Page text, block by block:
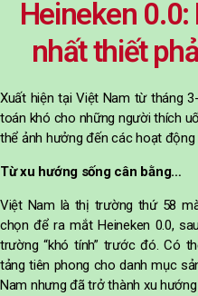
Heineken
nhất thiết
Xuất hiện tại Việt Nam từ tháng
toán khó cho những người thích
thể ảnh hưởng đến các hoạt động
Từ xu hướng sống cân bằng…
Việt Nam là thị trường thứ 58
chọn để ra mắt Heineken 0.0,
trường “khó tính” trước đó. Có
tảng tiên phong cho danh mục
Nam nhưng đã trở thành xu